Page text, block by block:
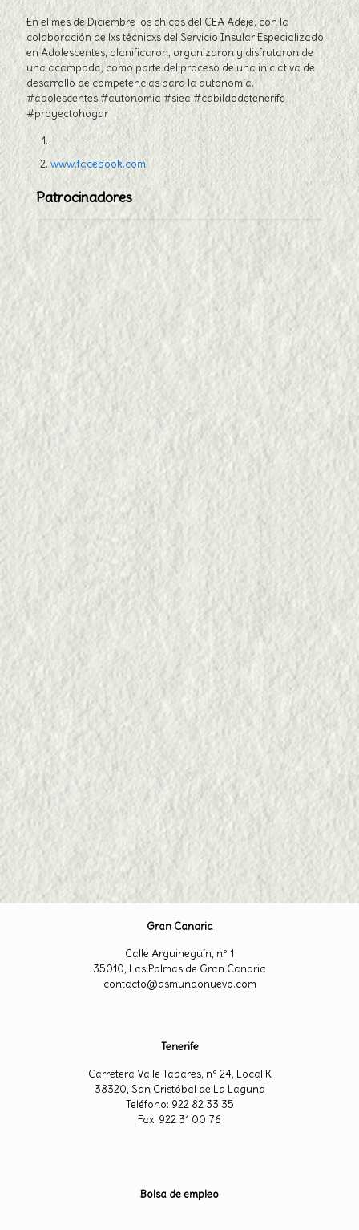
En el mes de Diciembre los chicos del CEA Adeje, con la
colaboración de lxs técnicxs del Servicio Insular Especializado
en Adolescentes, planificaron, organizaron y disfrutaron de
una acampada, como parte del proceso de una iniciativa de
desarrollo de competencias para la autonomía.
#adolescentes #autonomia #siea #cabildodetenerife
#proyectohogar
www.facebook.com
Patrocinadores
Gran Canaria
Calle Arguineguín, nº 1
35010, Las Palmas de Gran Canaria
contacto@asmundonuevo.com
Tenerife
Carretera Valle Tabares, nº 24, Local K
38320, San Cristóbal de La Laguna
Teléfono: 922 82 33.35
Fax: 922 31 00 76
Bolsa de empleo